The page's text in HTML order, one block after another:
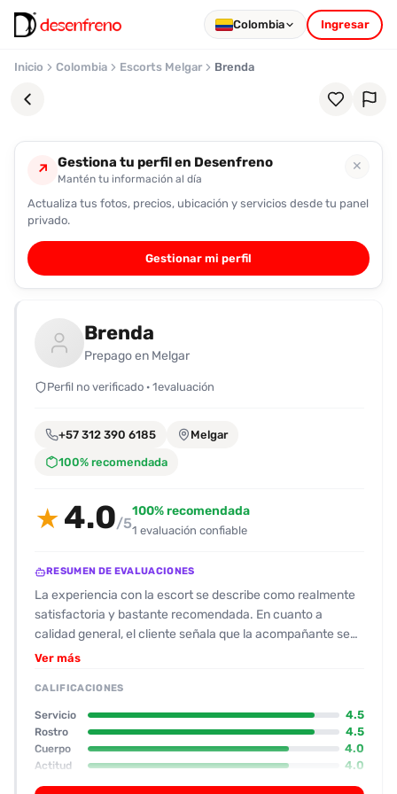
Colombia Ingresar
Inicio Colombia Escorts Melgar Brenda
Favoritos
Pronto
podrás
registrarte
guardar
favoritas
para
fácilmente.
↗ Gestiona tu perfil en Desenfreno
Mantén tu información al día
✕
Actualiza tus fotos, precios, ubicación y servicios desde tu panel
privado.
Gestionar mi perfil
Brenda
Prepago en Melgar
Perfil no verificado · 1evaluación
+57 312 390 6185 Melgar
100% recomendada
★ 4.0/5
100% recomendada
1 evaluación confiable
RESUMEN DE EVALUACIONES
La experiencia con la escort se describe como realmente
satisfactoria y bastante recomendada. En cuanto a
calidad general, el cliente señala que la acompañante se
esfuerza en el servicio y logra generar un ambiente
apariencia atractiva: estatura media (~1,60 m), rostro
considerado bonito con labios llamativos, y una figura
“muy hermosa” con “buenas tetas y cola”. El elogio más
constante es su habilidad oral y su forma de “mamar” que
se percibe como suave, dura y variada, con muchas
poses. Respecto a actitud, se la describe como amable y
Ver más
CALIFICACIONES
Servicio 4.5
Rostro 4.5
Cuerpo 4.0
Actitud 4.0